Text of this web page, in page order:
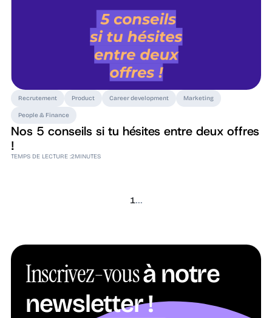
Recrutement Product Career development Marketing
People & Finance
Nos 5 conseils si tu hésites entre deux offres
!
TEMPS DE LECTURE :2MINUTES
1...
Inscrivez-vousà notre
newsletter !